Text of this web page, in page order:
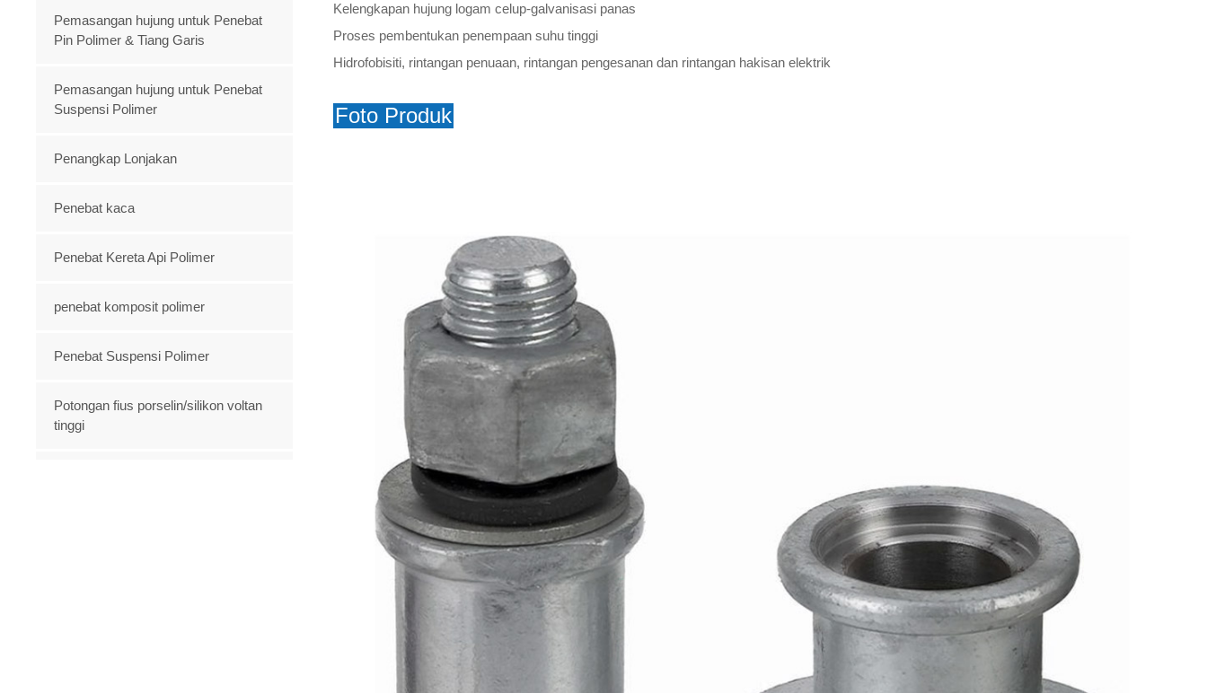
Kelengkapan hujung logam celup-galvanisasi panas
Proses pembentukan penempaan suhu tinggi
Hidrofobisiti, rintangan penuaan, rintangan pengesanan dan rintangan hakisan elektrik
Foto Produk
Pemasangan hujung untuk Penebat
Pin Polimer & Tiang Garis
Pemasangan hujung untuk Penebat
Suspensi Polimer
Penangkap Lonjakan
Penebat kaca
Penebat Kereta Api Polimer
penebat komposit polimer
Penebat Suspensi Polimer
Potongan fius porselin/silikon voltan
tinggi